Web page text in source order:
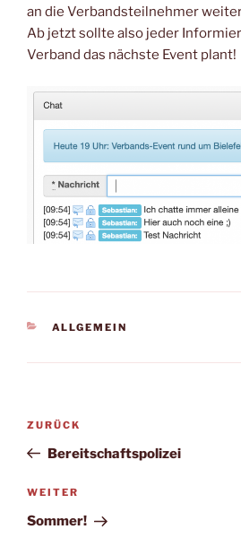
an die Verbandsteilnehmer
Ab jetzt sollte also jeder
Verband das nächste Event plant!
KATEGORIEN
ALLGEMEIN
Beitragsnavigation
Vorheriger
Beitrag
ZURÜCK
Bereitschaftspolizei
Nächster
Beitrag
WEITER
Sommer!